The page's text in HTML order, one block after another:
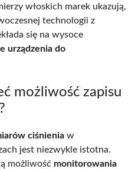
włoskich marek ukazują,
technologii z
się na wysoce
urządzenia do
możliwość zapisu
ciśnienia w
jest niezwykle istotna.
możliwość monitorowania